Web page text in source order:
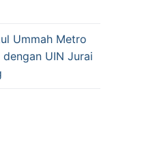
Ummah Metro
UIN Jurai